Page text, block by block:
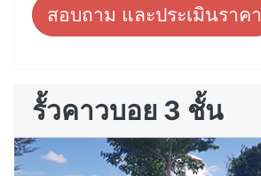
สอบถาม และประเมินราคา
รั้วคาวบอย 3 ชั้น